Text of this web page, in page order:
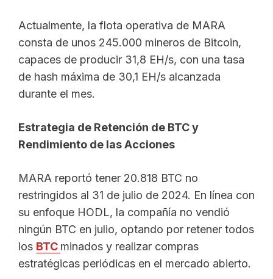
Actualmente, la flota operativa de MARA
consta de unos 245.000 mineros de Bitcoin,
capaces de producir 31,8 EH/s, con una tasa
de hash máxima de 30,1 EH/s alcanzada
durante el mes.
Estrategia de Retención de BTC y
Rendimiento de las Acciones
MARA reportó tener 20.818 BTC no
restringidos al 31 de julio de 2024. En línea con
su enfoque HODL, la compañía no vendió
ningún BTC en julio, optando por retener todos
los BTC minados y realizar compras
estratégicas periódicas en el mercado abierto.